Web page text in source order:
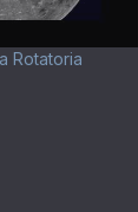
Rotatoria